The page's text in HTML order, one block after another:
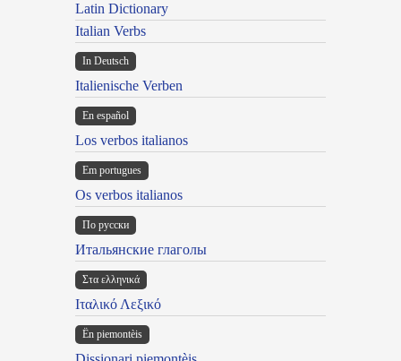
Latin Dictionary
Italian Verbs
In Deutsch
Italienische Verben
En español
Los verbos italianos
Em portugues
Os verbos italianos
По русски
Итальянские глаголы
Στα ελληνικά
Ιταλικό Λεξικό
Ën piemontèis